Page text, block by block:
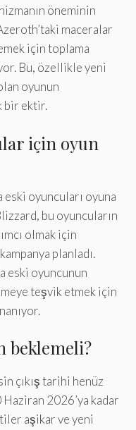
öneminin
maceralar
için toplama
Bu, özellikle yeni
oyunun
bir ektir.
için oyun
eski oyuncuları oyuna
bu oyuncuların
olmak için
planladı.
eski oyuncunun
teşvik etmek için
beklemeli?
çıkış tarihi henüz
2026’ya kadar
aşikar ve yeni